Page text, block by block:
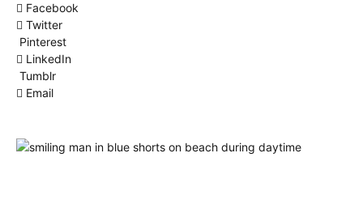
Facebook
Twitter
Pinterest
LinkedIn
Tumblr
Email